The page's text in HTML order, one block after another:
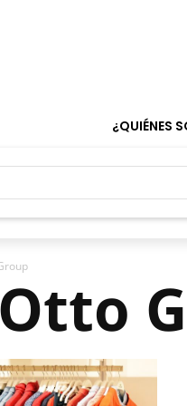
¿QUIÉNES